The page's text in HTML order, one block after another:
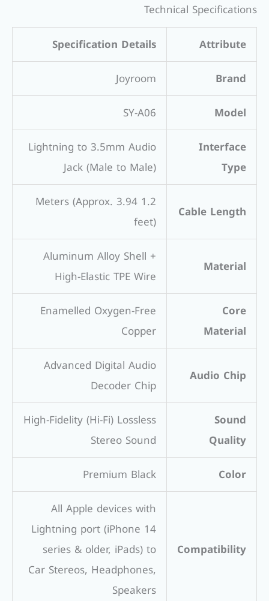
Technical Specifications
Attribute
Specification Details
Brand
Joyroom
Model
SY-A06
Interface
Type
Lightning to 3.5mm Audio
Jack (Male to Male)
Cable Length
1.2 Meters (Approx. 3.94
feet)
Material
Aluminum Alloy Shell +
High-Elastic TPE Wire
Core
Material
Enamelled Oxygen-Free
Copper
Audio Chip
Advanced Digital Audio
Decoder Chip
Sound
Quality
High-Fidelity (Hi-Fi) Lossless
Stereo Sound
Color
Premium Black
Compatibility
All Apple devices with
Lightning port (iPhone 14
series & older, iPads) to
Car Stereos, Headphones,
Speakers